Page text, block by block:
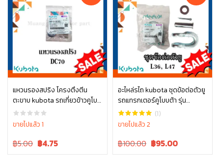
แหวนรองสปริง โครงตึงตีน
ตะขาบ kubota รถเกี่ยวข้าวคูโบต้
า รุ่น DC70 04512-50140
ขายไปแล้ว 1
Original
฿5.00 Current
฿4.75
หยิบใส่ตะกร้า
อะไหล่รไถ kubota ชุดข้อต่อตัวยู
รถแทรกเตอร์คูโบบต้า รุ่น
L3608, L4708, L3445-10001
(1)
ขายไปแล้ว 2
Original
฿100.00 Current
฿95.00
หยิบใส่ตะกร้า